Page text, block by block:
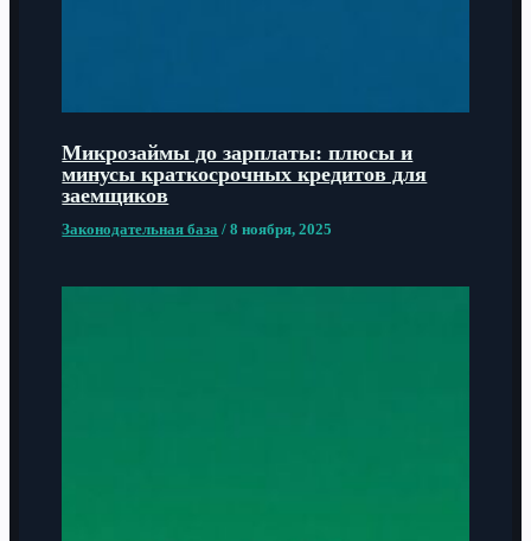
Микрозаймы до зарплаты: плюсы и
минусы краткосрочных кредитов для
заемщиков
Законодательная база /8 ноября, 2025